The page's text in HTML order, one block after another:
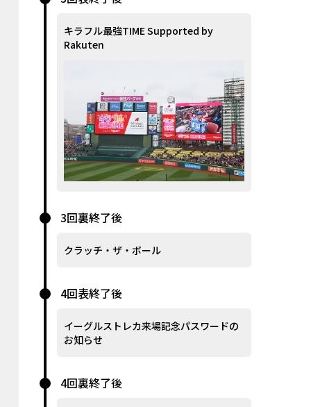
キラフル最強TIME Supported by
Rakuten
3回裏終了後
クラッチ・ザ・ボール
4回表終了後
イーグルストレカ来場記念パスワードの
お知らせ
4回裏終了後